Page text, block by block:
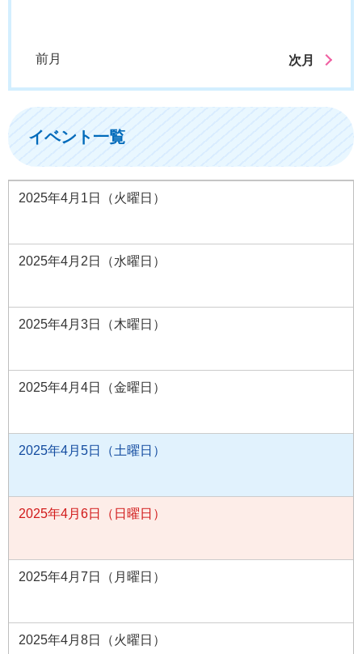
前月 次月
イベント一覧
2025年4月1日（火曜日）
2025年4月2日（水曜日）
2025年4月3日（木曜日）
2025年4月4日（金曜日）
2025年4月5日（土曜日）
2025年4月6日（日曜日）
2025年4月7日（月曜日）
2025年4月8日（火曜日）